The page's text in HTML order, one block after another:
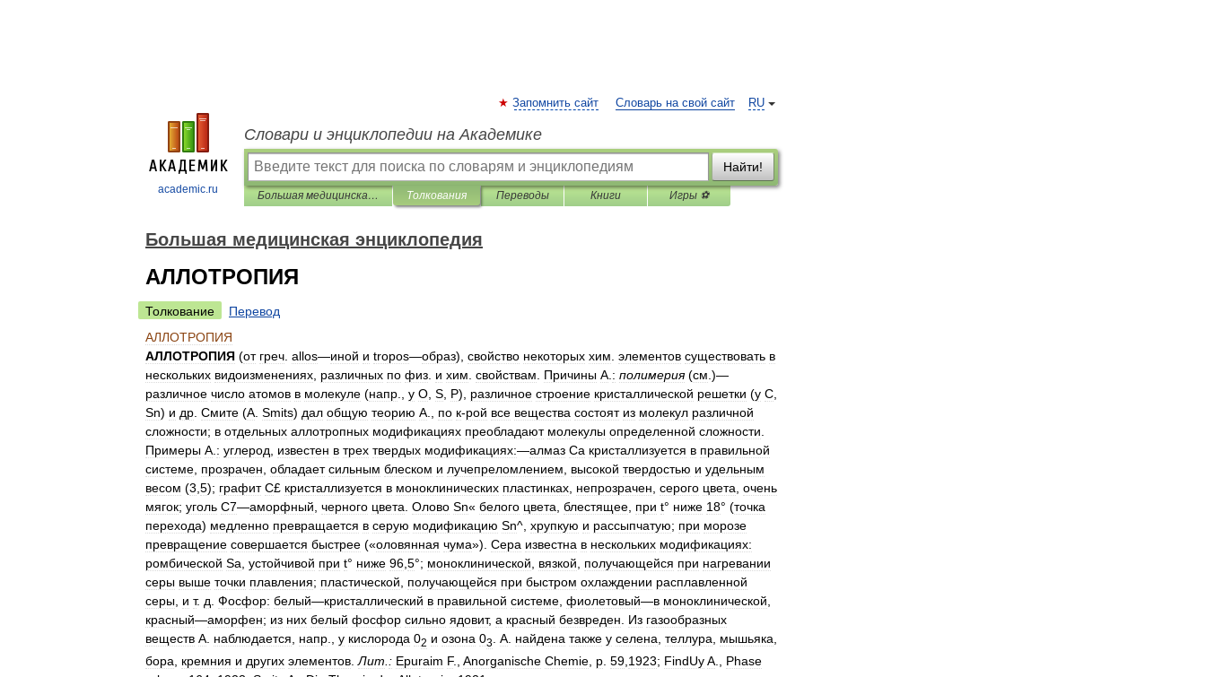
academic.ru
RU
Запомнить сайт Словарь на свой сайт
Словари и энциклопедии на Академике
Найти!
Большая медицинская энциклопедия Толкования Переводы Книги Игры ⚽
Большая медицинская энциклопедия
АЛЛОТРОПИЯ
Толкование
Перевод
АЛЛОТРОПИЯ
АЛЛОТРОПИЯ (от греч allos—иной и tropos—образ), свойство некоторых хим элементов существовать в
нескольких видоизменениях различных по физ и хим свойствам Причины А : полимерия (см .)—
различное число атомов в молекуле (напр у О S Р), различное строение кристаллической решетки (у С
Sn) и др Смите (A Smits) дал общую теорию А по к-рой все вещества состоят из молекул различной
сложности; в отдельных аллотропных модификациях преобладают молекулы определенной сложности
Примеры А : углерод известен в трех твердых модификациях:—алмаз Са кристаллизуется в правильной
системе прозрачен обладает сильным блеском и лучепреломлением высокой твердостью и удельным
весом (3 5); графит С£ кристаллизуется в моноклинических пластинках непрозрачен серого цвета очень
мягок; уголь С7—аморфный черного цвета Олово Sn« белого цвета блестящее при t° ниже 18° (точка
перехода) медленно превращается в серую модификацию Sn^, хрупкую и рассыпчатую; при морозе
превращение совершается быстрее («оловянная чума»). Сера известна в нескольких модификациях:
ромбической Sa устойчивой при t° ниже 96 5°; моноклинической вязкой получающейся при нагревании
серы выше точки плавления; пластической получающейся при быстром охлаждении расплавленной
серы и т. д Фосфор: белый—кристаллический в правильной системе фиолетовый—в моноклинической
красный—аморфен; из них белый фосфор сильно ядовит, а красный безвреден Из газообразных
веществ А наблюдается напр у кислорода 02 и озона 03 А найдена также у селена теллура мышьяка
бора
кремния и других элементов Лит : Epuraim F., Anorganische Chemie p 59 1923; FindUyA
Phase